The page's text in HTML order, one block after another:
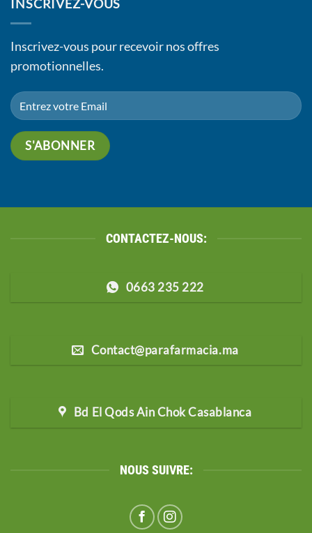
INSCRIVEZ-VOUS
Inscrivez-vous pour recevoir nos offres
promotionnelles.
CONTACTEZ-NOUS:
0663 235 222
Contact@parafarmacia.ma
Bd El Qods Ain Chok Casablanca
NOUS SUIVRE: